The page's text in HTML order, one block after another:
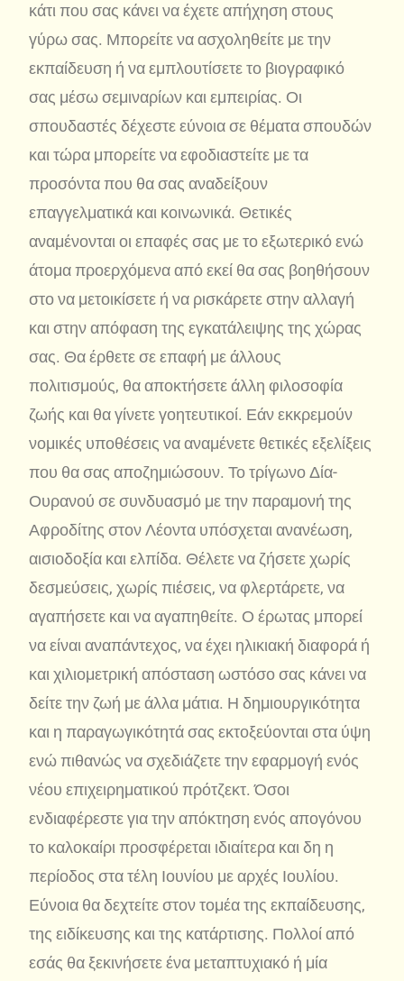
κάτι που σας κάνει να έχετε απήχηση στους
γύρω σας. Μπορείτε να ασχοληθείτε με την
εκπαίδευση ή να εμπλουτίσετε το βιογραφικό
σας μέσω σεμιναρίων και εμπειρίας. Οι
σπουδαστές δέχεστε εύνοια σε θέματα σπουδών
και τώρα μπορείτε να εφοδιαστείτε με τα
προσόντα που θα σας αναδείξουν
επαγγελματικά και κοινωνικά. Θετικές
αναμένονται οι επαφές σας με το εξωτερικό ενώ
άτομα προερχόμενα από εκεί θα σας βοηθήσουν
στο να μετοικίσετε ή να ρισκάρετε στην αλλαγή
και στην απόφαση της εγκατάλειψης της χώρας
σας. Θα έρθετε σε επαφή με άλλους
πολιτισμούς, θα αποκτήσετε άλλη φιλοσοφία
ζωής και θα γίνετε γοητευτικοί. Εάν εκκρεμούν
νομικές υποθέσεις να αναμένετε θετικές εξελίξεις
που θα σας αποζημιώσουν. Το τρίγωνο Δία-
Ουρανού σε συνδυασμό με την παραμονή της
Αφροδίτης στον Λέοντα υπόσχεται ανανέωση,
αισιοδοξία και ελπίδα. Θέλετε να ζήσετε χωρίς
δεσμεύσεις, χωρίς πιέσεις, να φλερτάρετε, να
αγαπήσετε και να αγαπηθείτε. Ο έρωτας μπορεί
να είναι αναπάντεχος, να έχει ηλικιακή διαφορά ή
και χιλιομετρική απόσταση ωστόσο σας κάνει να
δείτε την ζωή με άλλα μάτια. Η δημιουργικότητα
και η παραγωγικότητά σας εκτοξεύονται στα ύψη
ενώ πιθανώς να σχεδιάζετε την εφαρμογή ενός
νέου επιχειρηματικού πρότζεκτ. Όσοι
ενδιαφέρεστε για την απόκτηση ενός απογόνου
το καλοκαίρι προσφέρεται ιδιαίτερα και δη η
περίοδος στα τέλη Ιουνίου με αρχές Ιουλίου.
Εύνοια θα δεχτείτε στον τομέα της εκπαίδευσης,
της ειδίκευσης και της κατάρτισης. Πολλοί από
εσάς θα ξεκινήσετε ένα μεταπτυχιακό ή μία